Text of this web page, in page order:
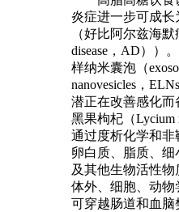
炎症进一步可成
（好比阿尔兹海默
disease，AD））
样纳米囊泡（
nanovesicles，
潜正在改善感化而
黑果枸杞（Lycium
通过度析化学和
卵白质、脂质、细
及其他生物活性
体外、细胞、动
可穿越肠道和血脑